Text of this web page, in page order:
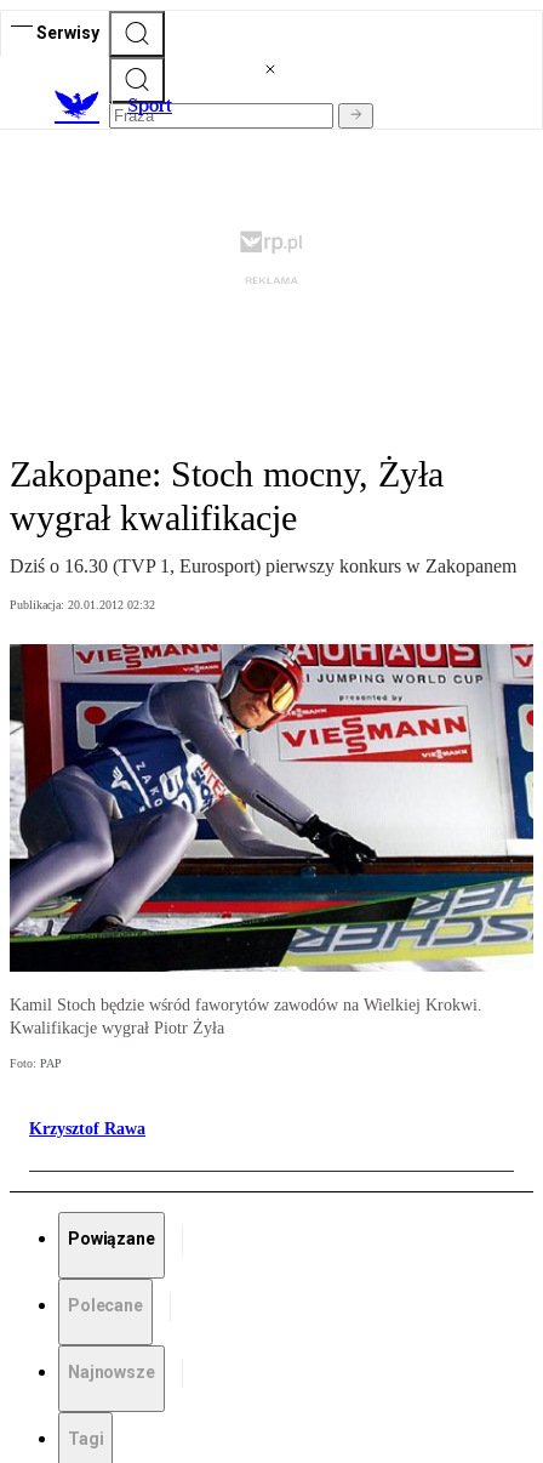
Serwisy
Sport
Zakopane: Stoch mocny, Żyła
wygrał kwalifikacje
Dziś o 16.30 (TVP 1, Eurosport) pierwszy konkurs w Zakopanem
Publikacja: 20.01.2012 02:32
Kamil Stoch będzie wśród faworytów zawodów na Wielkiej Krokwi.
Kwalifikacje wygrał Piotr Żyła
Foto: PAP
Krzysztof Rawa
Powiązane
Polecane
Najnowsze
Tagi